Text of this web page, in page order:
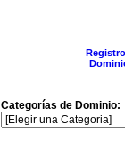
Categorías de Dominio: